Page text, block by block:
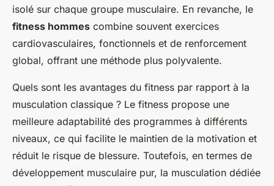
isolé sur chaque groupe musculaire. En revanche, le
fitness hommes combine souvent exercices
cardiovasculaires, fonctionnels et de renforcement
global, offrant une méthode plus polyvalente.
Quels sont les avantages du fitness par rapport à la
musculation classique ? Le fitness propose une
meilleure adaptabilité des programmes à différents
niveaux, ce qui facilite le maintien de la motivation et
réduit le risque de blessure. Toutefois, en termes de
développement musculaire pur, la musculation dédiée